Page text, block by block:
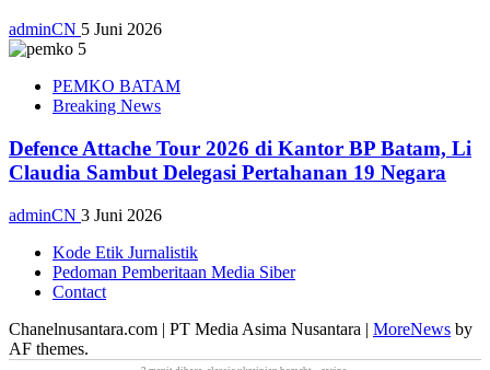
adminCN 5 Juni 2026
PEMKO BATAM
Breaking News
Defence Attache Tour 2026 di Kantor BP Batam, Li
Claudia Sambut Delegasi Pertahanan 19 Negara
adminCN 3 Juni 2026
Kode Etik Jurnalistik
Pedoman Pemberitaan Media Siber
Contact
Chanelnusantara.com | PT Media Asima Nusantara | MoreNews by
AF themes.